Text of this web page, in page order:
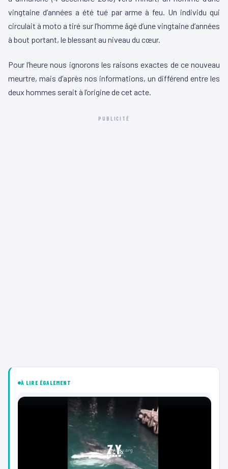
vingtaine d’années a été tué par arme à feu. Un individu qui
circulait à moto a tiré sur l’homme âgé d’une vingtaine d’années
à bout portant, le blessant au niveau du cœur.
Pour l’heure nous ignorons les raisons exactes de ce nouveau
meurtre, mais d’après nos informations, un différend entre les
deux hommes serait à l’origine de cet acte.
PUBLICITÉ
À LIRE ÉGALEMENT